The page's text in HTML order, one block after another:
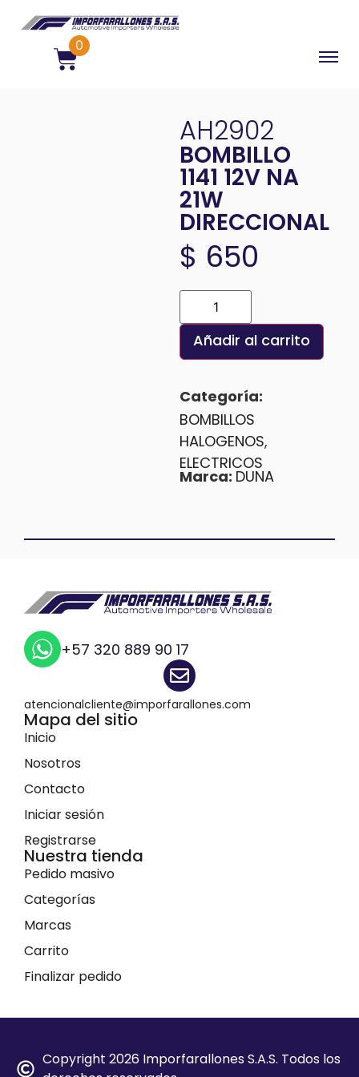
0
AH2902
BOMBILLO
1141 12V NA
21W
DIRECCIONAL
$ 650
Añadir al carrito
Categoría:
BOMBILLOS
HALOGENOS,
ELECTRICOS
Marca: DUNA
+57 320 889 90 17
atencionalcliente@imporfarallones.com
Mapa del sitio
Inicio
Nosotros
Contacto
Iniciar sesión
Registrarse
Nuestra tienda
Pedido masivo
Categorías
Marcas
Carrito
Finalizar pedido
Copyright 2026 Imporfarallones S.A.S. Todos los